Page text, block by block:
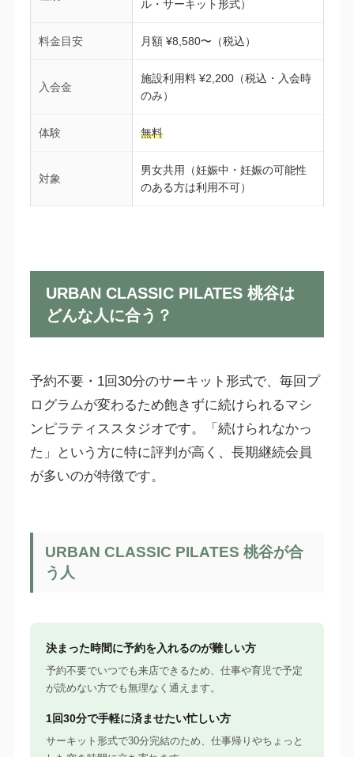
ル・サーキット形式）
料金目安 月額 ¥8,580〜（税込）
入会金
施設利用料 ¥2,200（税込・入会時
のみ）
体験 無料
対象
男女共用（妊娠中・妊娠の可能性
のある方は利用不可）
URBAN CLASSIC PILATES 桃谷は
どんな人に合う？
予約不要・1回30分のサーキット形式で、毎回プ
ログラムが変わるため飽きずに続けられるマシ
ンピラティススタジオです。「続けられなかっ
た」という方に特に評判が高く、長期継続会員
が多いのが特徴です。
URBAN CLASSIC PILATES 桃谷が合
う人
決まった時間に予約を入れるのが難しい方
予約不要でいつでも来店できるため、仕事や育児で予定
が読めない方でも無理なく通えます。
1回30分で手軽に済ませたい忙しい方
サーキット形式で30分完結のため、仕事帰りやちょっと